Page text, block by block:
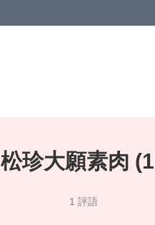
松珍大願素肉
1 評語